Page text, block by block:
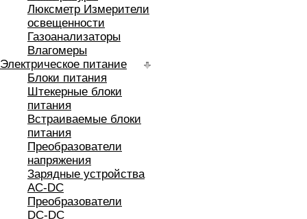
Люксметр Измерители
освещенности
Газоанализаторы
Влагомеры
Электрическое питание
Блоки питания
Штекерные блоки
питания
Встраиваемые блоки
питания
Преобразователи
напряжения
Зарядные устройства
AC-DC
Преобразователи
DC-DC